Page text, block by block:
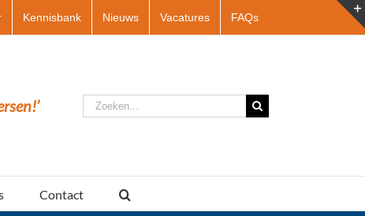
Kennisbank Nieuws Vacatures FAQs
Zoeken
naar:
Contact